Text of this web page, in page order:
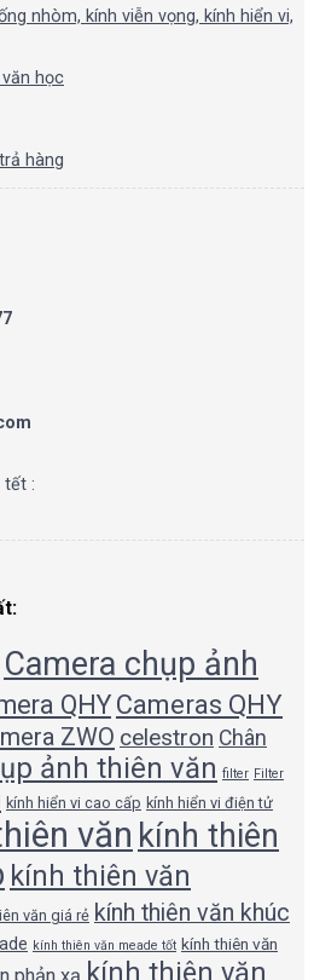
nhòm, kính viễn vọng, kính hiển vi,
học
hàng
tết :
Camera chụp ảnh
QHY Cameras QHY
ZWO celestron Chân
ảnh thiên văn filter Filter
kính hiển vi cao cấp kính hiển vi điện tử
văn kính thiên
kính thiên văn
văn giá rẻ kính thiên văn khúc
kính thiên văn meade tốt kính thiên văn
kính thiên văn